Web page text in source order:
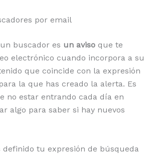
por email
buscador es un avisoque te
electrónico cuando incorpora a su
que coincide con la expresión
la que has creado la alerta. Es
no estar entrando cada día en
algo para saber si hay nuevos
definido tu expresión de búsqueda